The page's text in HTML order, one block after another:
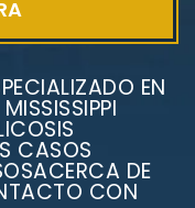
EN
CASOS
ACERCA DE
CON